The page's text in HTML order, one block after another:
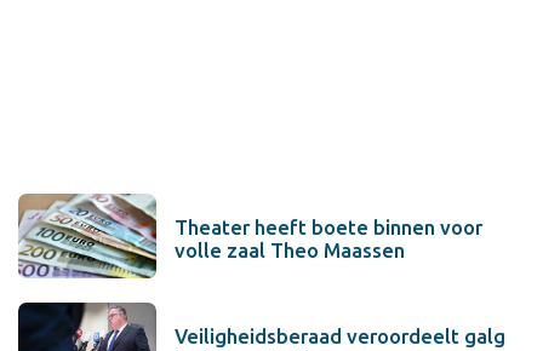
Theater heeft boete binnen voor
volle zaal Theo Maassen
Veiligheidsberaad veroordeelt galg